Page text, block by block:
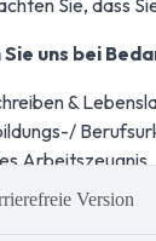
Version